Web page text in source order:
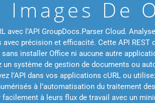
De
avec l’API GroupDocs.Parser Cloud.
précision et efficacité. Cette API
installer Office ni aucune autre
un système de gestion de documents ou
l’API dans vos applications cURL ou
à l’automatisation du traitement
facilement à leurs flux de travail avec un